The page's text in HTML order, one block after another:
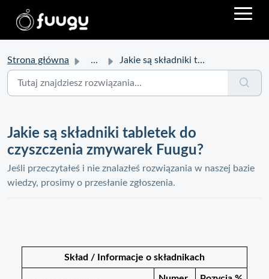
Strona główna ... Jakie są składniki tabletek do czyszczenia zmywarek Fuugu?
Jakie są składniki tabletek do
czyszczenia zmywarek Fuugu?
Jeśli przeczytałeś i nie znalazłeś rozwiązania w naszej bazie
wiedzy, prosimy o przesłanie zgłoszenia.
Skład / Informacje o składnikach